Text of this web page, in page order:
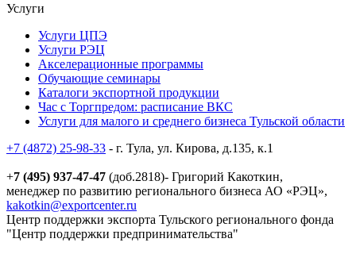
Услуги
Услуги ЦПЭ
Услуги РЭЦ
Акселерационные программы
Обучающие семинары
Каталоги экспортной продукции
Час с Торгпредом: расписание ВКС
Услуги для малого и среднего бизнеса Тульской области
+7 (4872) 25-98-33 - г. Тула, ул. Кирова, д.135, к.1
+7 (495) 937-47-47 (доб.2818)- Григорий Какоткин,
менеджер по развитию регионального бизнеса АО «РЭЦ»,
kakotkin@exportcenter.ru
Центр поддержки экспорта Тульского регионального фонда
"Центр поддержки предпринимательства"